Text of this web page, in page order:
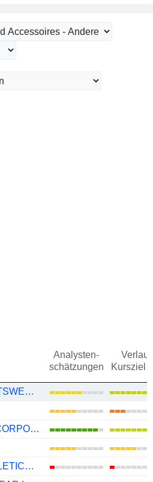
Analysten-
schätzungen
Verlauf
Kursziel
COLUMBIA SPORTSWEAR COMPANY
RALPH LAUREN CORPORATION
LULULEMON ATHLETICA INC.